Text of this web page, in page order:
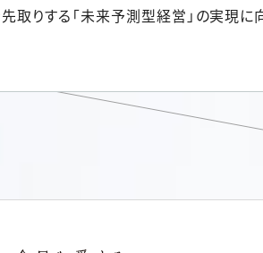
取りする「未来予測型経営」の実現に